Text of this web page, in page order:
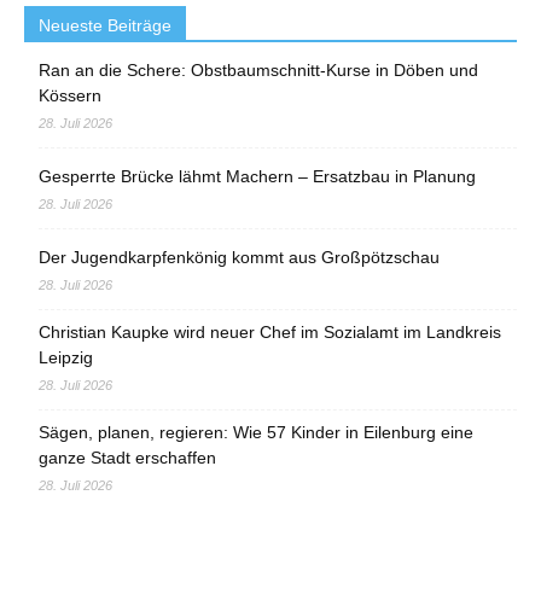
Neueste Beiträge
Ran an die Schere: Obstbaumschnitt-Kurse in Döben und
Kössern
28. Juli 2026
Gesperrte Brücke lähmt Machern – Ersatzbau in Planung
28. Juli 2026
Der Jugendkarpfenkönig kommt aus Großpötzschau
28. Juli 2026
Christian Kaupke wird neuer Chef im Sozialamt im Landkreis
Leipzig
28. Juli 2026
Sägen, planen, regieren: Wie 57 Kinder in Eilenburg eine
ganze Stadt erschaffen
28. Juli 2026